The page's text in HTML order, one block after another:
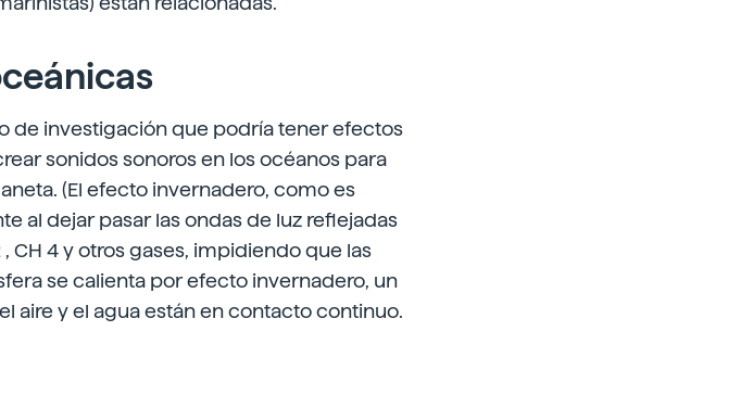
de investigación que podría tener efectos
sonidos sonoros en los océanos para
(El efecto invernadero, como es
al dejar pasar las ondas de luz reflejadas
CH 4 y otros gases, impidiendo que las
se calienta por efecto invernadero, un
aire y el agua están en contacto continuo.